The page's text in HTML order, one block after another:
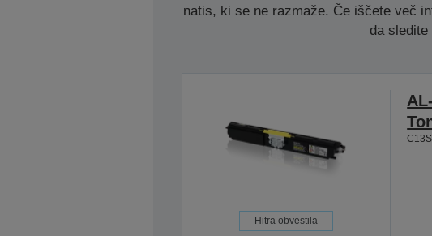
natis, ki se ne razmaže. Če iščete več
da sledite
Hitra obvestila